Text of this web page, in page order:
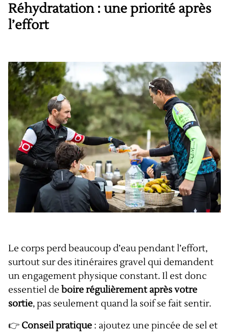
Réhydratation : une priorité après
l’effort
Le corps perd beaucoup d’eau pendant l’effort,
surtout sur des itinéraires gravel qui demandent
un engagement physique constant. Il est donc
essentiel de boire régulièrement après votre
sortie, pas seulement quand la soif se fait sentir.
👉 Conseil pratique : ajoutez une pincée de sel et